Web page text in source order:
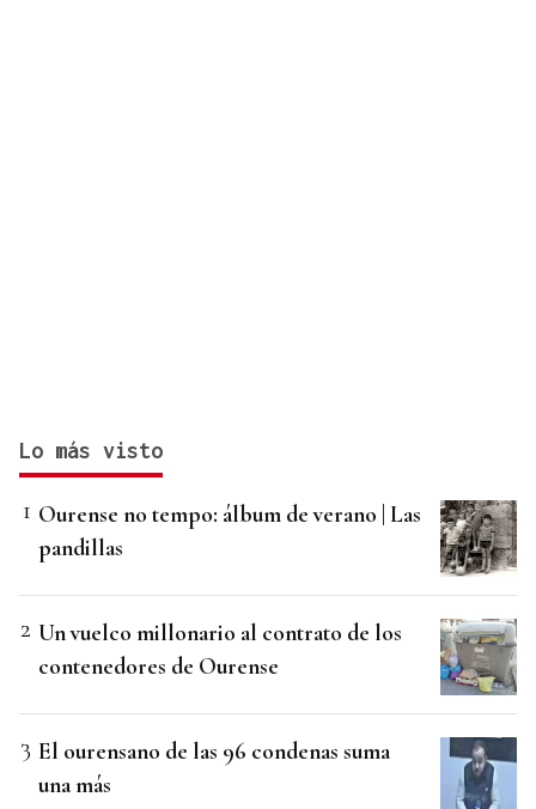
Lo más visto
Ourense no tempo: álbum de verano | Las
pandillas
Un vuelco millonario al contrato de los
contenedores de Ourense
El ourensano de las 96 condenas suma
una más